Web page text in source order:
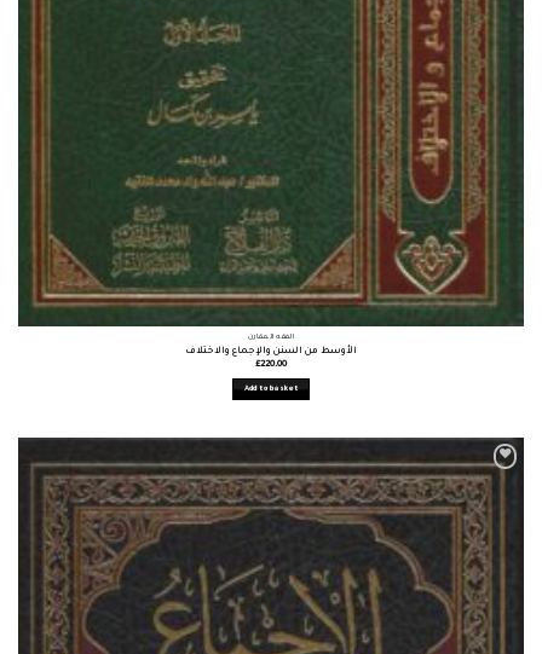
الفقه المقارن
الأوسط من السنن والإجماع والاختلاف
£220.00
Add to basket